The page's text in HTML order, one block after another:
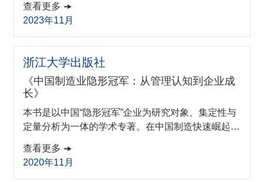
去全球化的过渡。隐形冠军是如何实现令人难以置信
的崛起的？B2B数字化中的主导者是谁？复杂技术的
否会成为继数字化之后的热点？中国隐形冠军的迅速
崛起以及它们的发展方向。隐形冠军的兴衰之路。
查看更多
2023年11月
浙江大学出版社
《中国制造业隐形冠军：从管理认知到企业成
长》
本书是以中国“隐形冠军”企业为研究对象、集定性与
定量分析为一体的学术专著。在中国制造快速崛起的
形冠军”企业正在扮演着日益重要的生力军作用。本
书从管理认知的理论视角出发，基于中国隐形冠军的
查看更多
2020年11月